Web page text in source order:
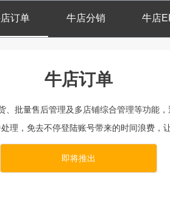
订单 牛店分销 牛店
牛店订单
批量售后管理及多店铺综合管理等功能
理，免去不停登陆账号带来的时间浪费，
即将推出